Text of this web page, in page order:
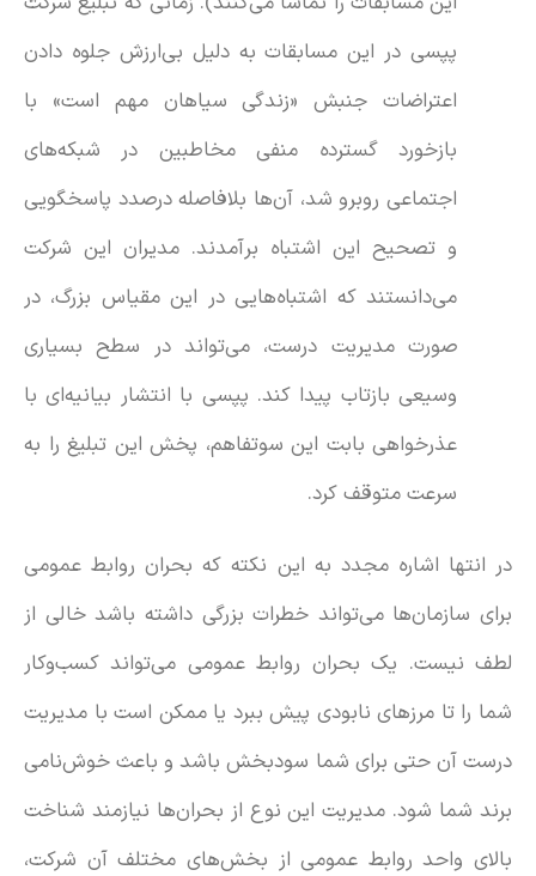
پپسی در این مسابقات به دلیل بی‌ارزش جلوه دادن
اعتراضات جنبش «زندگی سیاهان مهم است» با
بازخورد گسترده منفی مخاطبین در شبکه‌های
اجتماعی روبرو شد، آن‌ها بلافاصله درصدد پاسخگویی
و تصحیح این اشتباه برآمدند. مدیران این شرکت
می‌دانستند که اشتباه‌هایی در این مقیاس بزرگ، در
صورت مدیریت درست، می‌تواند در سطح بسیاری
وسیعی بازتاب پیدا کند. پپسی با انتشار بیانیه‌ای با
عذرخواهی بابت این سوتفاهم، پخش این تبلیغ را به
سرعت متوقف کرد.
در انتها اشاره مجدد به این نکته که بحران روابط عمومی
برای سازمان‌ها می‌تواند خطرات بزرگی داشته باشد خالی از
لطف نیست. یک بحران روابط عمومی می‌تواند کسب‌وکار
شما را تا مرزهای نابودی پیش ببرد یا ممکن است با مدیریت
درست آن حتی برای شما سودبخش باشد و باعث خوش‌نامی
برند شما شود. مدیریت این نوع از بحران‌ها نیازمند شناخت
بالای واحد روابط عمومی از بخش‌های مختلف آن شرکت،